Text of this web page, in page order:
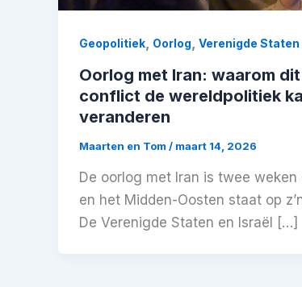
Geopolitiek, Oorlog Verenigde Staten
Oorlog met Iran: waarom dit
conflict de wereldpolitiek
veranderen
Maarten en Tom / maart 14, 2026
De oorlog met Iran is twee weken
en het Midden-Oosten staat op
De Verenigde Staten en Israël […]